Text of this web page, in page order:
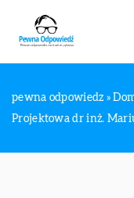
pewna odpowiedz »
Projektowa dr inż.